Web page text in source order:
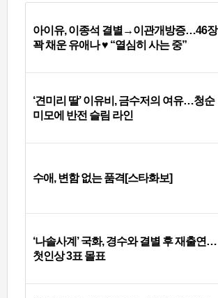
아이유, 이종석 결별→이관개방증…46장
꽉 채운 유애나 ♥ “열심히 사는 중”
‘견미리 딸’ 이유비, 금수저의 여유…청순
미모에 반전 슬림 라인
수애, 변함 없는 품격[스타화보]
‘나솔사계’ 국화, 경수와 결별 후 재출연…
첫인상 3표 몰표